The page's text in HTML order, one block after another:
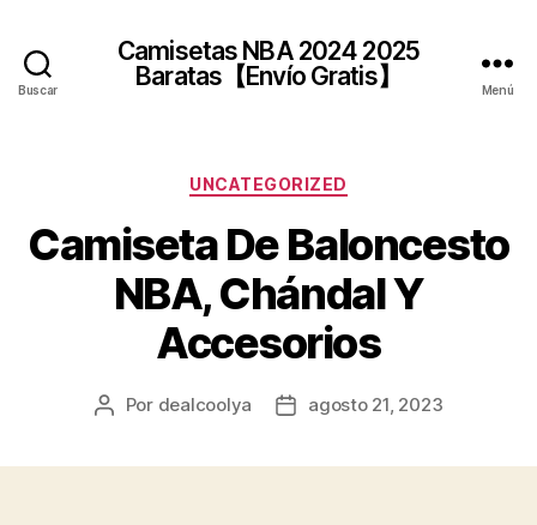
Buscar
Camisetas NBA 2024 2025
Baratas【Envío Gratis】
Menú
Categorías
UNCATEGORIZED
Camiseta De Baloncesto
NBA, Chándal Y
Accesorios
Autor
Por dealcoolya
Fechaagosto 21, 2023